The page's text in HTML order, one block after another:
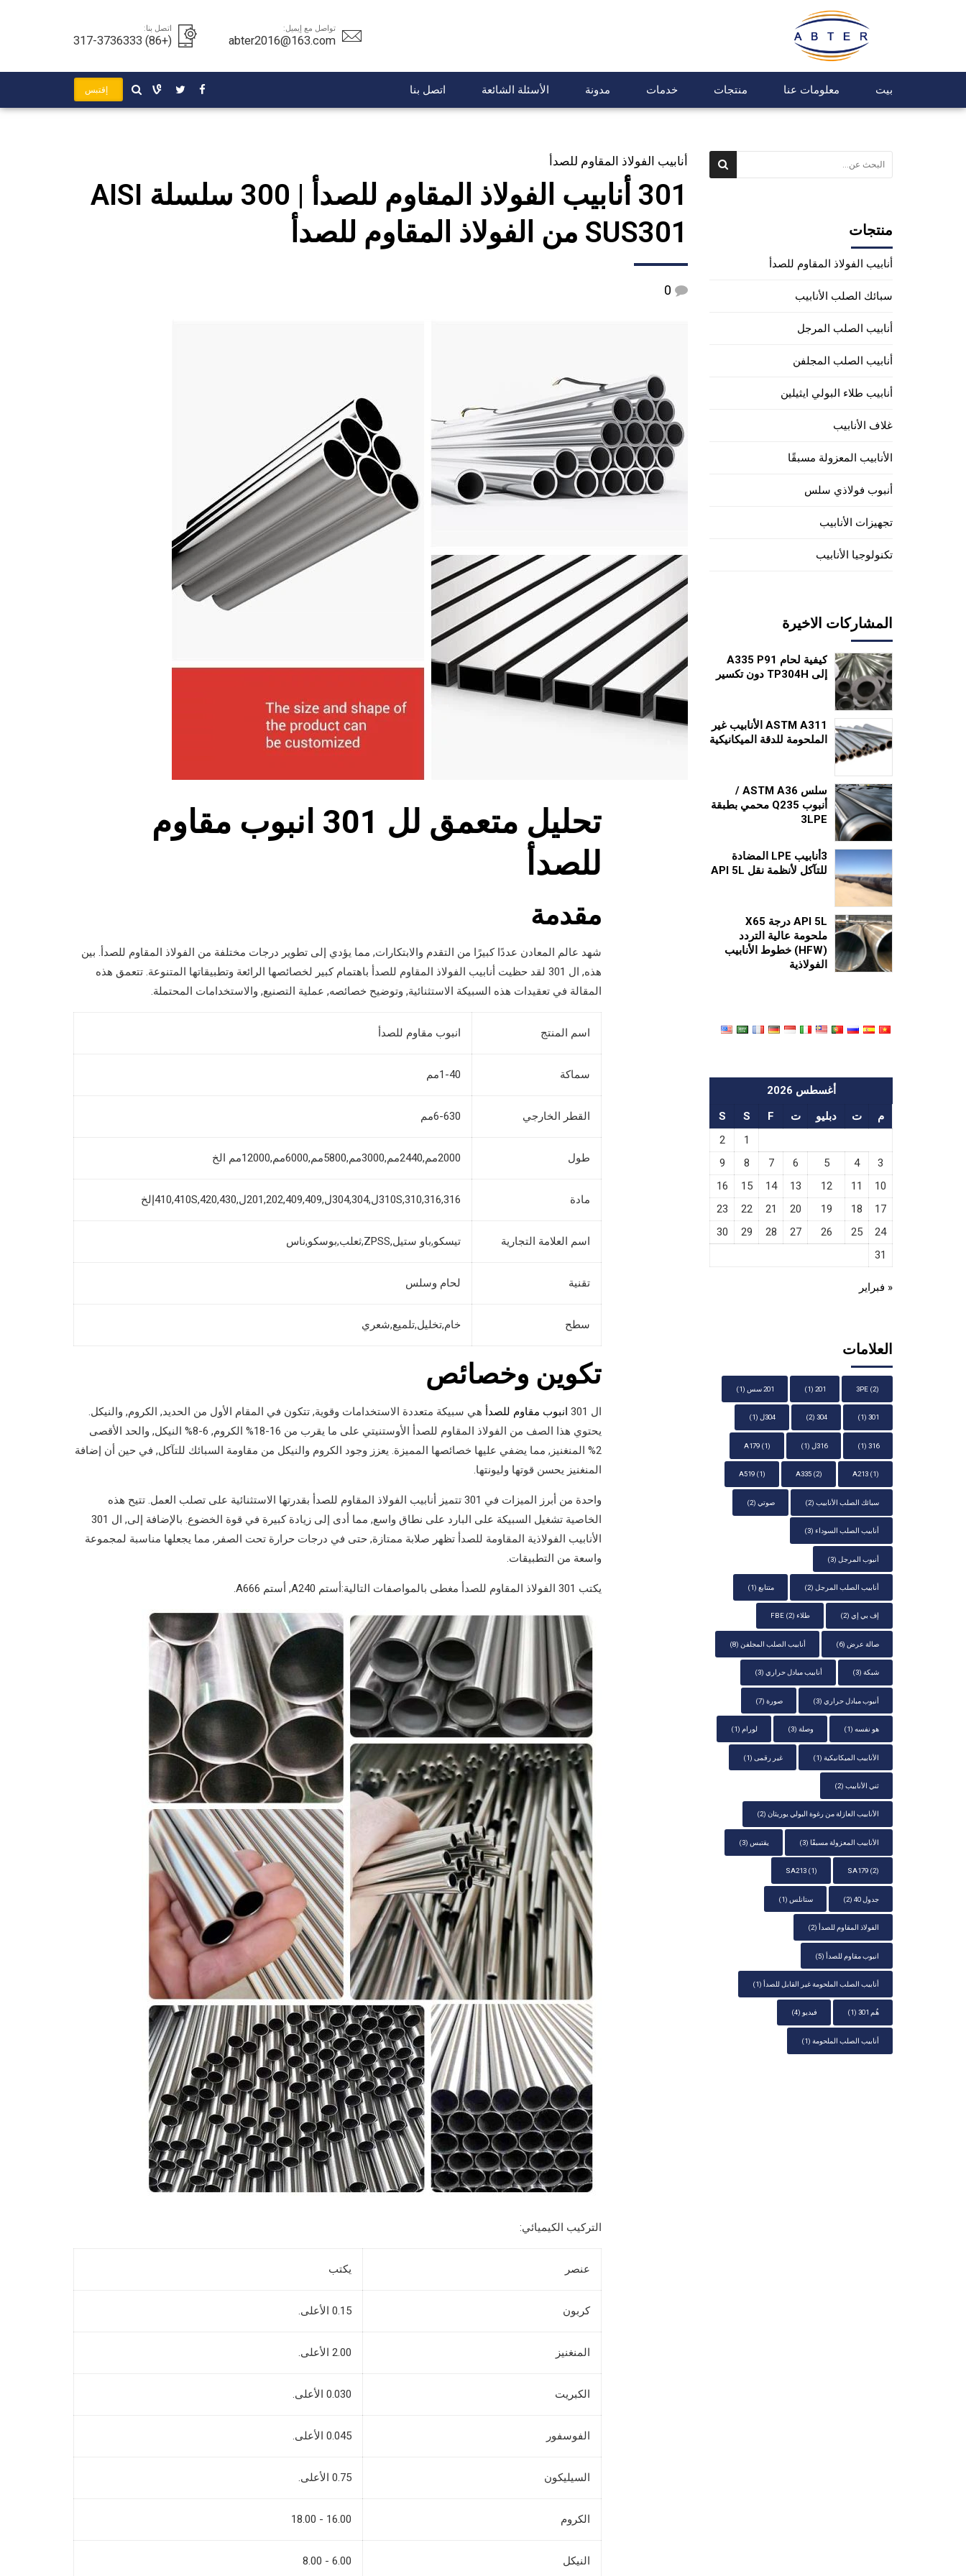
تواصل مع إيميل:
abter2016@163.com
اتصل بنا:
(+86) 317-3736333
إقتبس بيت معلومات عنا منتجات خدمات مدونة الأسئلة الشائعة اتصل بنا
أنابيب الفولاذ المقاوم للصدأ
301 أنابيب الفولاذ المقاوم للصدأ | 300 سلسلة AISI
SUS301 من الفولاذ المقاوم للصدأ
0
تحليل متعمق لل 301 انبوب مقاوم
للصدأ
مقدمة
شهد عالم المعادن عددًا كبيرًا من التقدم والابتكارات, مما يؤدي إلى تطوير درجات مختلفة من الفولاذ المقاوم للصدأ. بين
هذه, ال 301 لقد حظيت أنابيب الفولاذ المقاوم للصدأ باهتمام كبير لخصائصها الرائعة وتطبيقاتها المتنوعة. تتعمق هذه
المقالة في تعقيدات هذه السبيكة الاستثنائية, وتوضيح خصائصه, عملية التصنيع, والاستخدامات المحتملة.
اسم المنتج انبوب مقاوم للصدأ
سماكة 1-40مم
القطر الخارجي 6-630مم
طول 2000مم,2440مم,3000مم,5800مم,6000مم,12000مم الخ
مادة 310S,310,316,316ل,304,304ل,201,202,409,409ل,410,410S,420,430إلخ
اسم العلامة التجارية تيسكو,باو ستيل,ZPSS,ثعلب,بوسكو,ناس
تقنية لحام وسلس
سطح خام,تخليل,تلميع,شعري
تكوين وخصائص
ال 301 انبوب مقاوم للصدأ هي سبيكة متعددة الاستخدامات وقوية, تتكون في المقام الأول من الحديد, الكروم, والنيكل.
يحتوي هذا الصف من الفولاذ المقاوم للصدأ الأوستنيتي على ما يقرب من 16-18% الكروم, 6-8% النيكل, والحد الأقصى
2% المنغنيز, مما يضفي عليها خصائصها المميزة. يعزز وجود الكروم والنيكل من مقاومة السبائك للتآكل, في حين أن إضافة
المنغنيز يحسن قوتها وليونتها.
واحدة من أبرز الميزات في 301 تتميز أنابيب الفولاذ المقاوم للصدأ بقدرتها الاستثنائية على تصلب العمل. تتيح هذه
الخاصية تشغيل السبيكة على البارد على نطاق واسع, مما أدى إلى زيادة كبيرة في قوة الخضوع. بالإضافة إلى, ال 301
الأنابيب الفولاذية المقاومة للصدأ تظهر صلابة ممتازة, حتى في درجات حرارة تحت الصفر, مما يجعلها مناسبة لمجموعة
واسعة من التطبيقات.
يكتب 301 الفولاذ المقاوم للصدأ مغطى بالمواصفات التالية:أستم A240, أستم A666.
التركيب الكيميائي:
عنصر يكتب
كربون 0.15 الأعلى.
المنغنيز 2.00 الأعلى.
الكبريت 0.030 الأعلى.
الفوسفور 0.045 الأعلى.
السيليكون 0.75 الأعلى.
الكروم 16.00 - 18.00
النيكل 6.00 - 8.00
منتجات
أنابيب الفولاذ المقاوم للصدأ
سبائك الصلب الأنابيب
أنابيب الصلب المرجل
أنابيب الصلب المجلفن
أنابيب طلاء البولي ايثيلين
غلاف الأنابيب
الأنابيب المعزولة مسبقًا
أنبوب فولاذي سلس
تجهيزات الأنابيب
تكنولوجيا الأنابيب
المشاركات الاخيرة
كيفية لحام A335 P91
إلى TP304H دون تكسير
ASTM A311 الأنابيب غير
الملحومة للدقة الميكانيكية
سلس ASTM A36 /
أنبوب Q235 محمي بطبقة
3LPE
3أنابيب LPE المضادة
للتآكل لأنظمة نقل API 5L
API 5L درجة X65
ملحومة عالية التردد
(HFW) خطوط الأنابيب
الفولاذية
أغسطس 2026
م
ت دبليو ت F
S
S
1
2
3
4
5
6
7
8
9
10
11
12
13
14
15
16
17
18
19
20
21
22
23
24
25
26
27
28
29
30
31
« فبراير
العلامات
3PE(2)
201
(1) 201 سس (1)
301
(1)
304
(2) 304ل (1)
316
(1) 316ل (1)
A179(1)
A213(1)
A335(2)
A519(1)
سبائك الصلب الأنابيب (2) صوتي (2)
أنابيب الصلب السوداء (3)
أنبوب المرجل (3)
أنابيب الصلب المرجل (2) متتابع (1)
إف بي إي (2) طلاء FBE (2)
صالة عرض (6) أنابيب الصلب المجلفن (8)
شبكة (3) أنابيب مبادل حراري (3)
أنبوب مبادل حراري (3) صورة (7)
هو نفسه (1) وصلة (3) لورام (1)
الأنابيب الميكانيكية (1) غير رقمى (1)
ثني الأنابيب (2)
الأنابيب العازلة من رغوة البولي يوريثان (2)
الأنابيب المعزولة مسبقًا (3) يقتبس (3)
SA179(2)
SA213(1)
جدول 40 (2) ستانلس (1)
الفولاذ المقاوم للصدأ (2)
انبوب مقاوم للصدأ (5)
أنابيب الصلب الملحومة غير القابل للصدأ (1)
هُم 301 (1) فيديو (4)
أنابيب الصلب الملحومة (1)